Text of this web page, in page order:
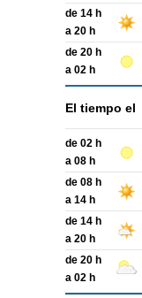
de 14 h
a 20 h
de 20 h
a 02 h
El tiempo el
de 02 h
a 08 h
de 08 h
a 14 h
de 14 h
a 20 h
de 20 h
a 02 h